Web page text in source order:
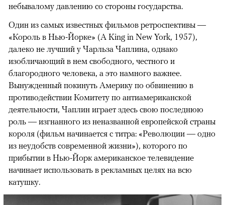
небывалому давлению со стороны государства.
Один из самых известных фильмов ретроспективы —
«Король в Нью-Йорке» (A King in New York, 1957),
далеко не лучший у Чарльза Чаплина, однако
изобличающий в нем свободного, честного и
благородного человека, а это намного важнее.
Вынужденный покинуть Америку по обвинению в
противодействии Комитету по антиамериканской
деятельности, Чаплин играет здесь свою последнюю
роль — изгнанного из неназванной европейской страны
короля (фильм начинается с титра: «Революции — одно
из неудобств современной жизни»), которого по
прибытии в Нью-Йорк американское телевидение
начинает использовать в рекламных целях на всю
катушку.